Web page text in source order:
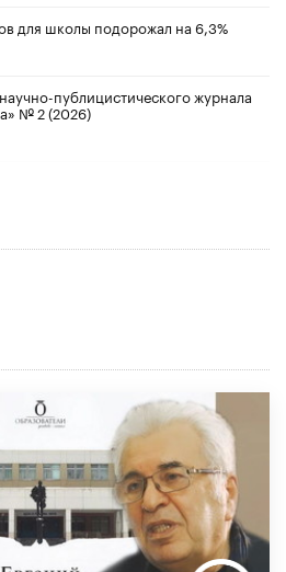
для школы подорожал на 6,3%
публицистического журнала
№ 2 (2026)